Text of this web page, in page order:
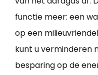
functie meer: een
op een
kunt u verminderen
besparing op de